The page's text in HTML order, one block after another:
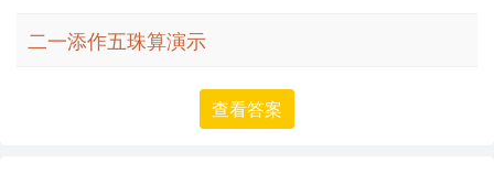
二一添作五珠算演示
查看答案